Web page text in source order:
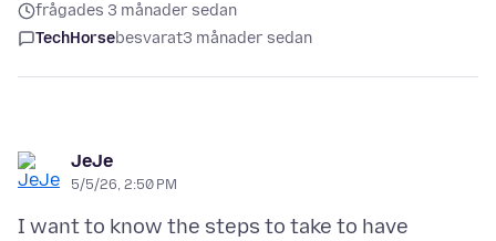
frågades 3 månader sedan
TechHorsebesvarat3 månader sedan
JeJe
5/5/26, 2:50 PM
I want to know the steps to take to have